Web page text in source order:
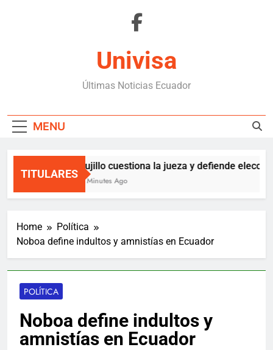
Univisa
Últimas Noticias Ecuador
MENU
TITULARES
Trujillo cuestiona la jueza y defiende
26 Minutes Ago
Home
Política
Noboa define indultos y amnistías en Ecuador
POLÍTICA
Noboa define indultos y
amnistías en Ecuador